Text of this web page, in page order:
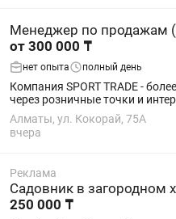
Менеджер по продажам
от 300 000 ₸
нет опыта полный день
Компания SPORT TRADE -
Алматы, ул. Кокорай, 75А
вчера
Реклама
Садовник в загородном
250 000 ₸